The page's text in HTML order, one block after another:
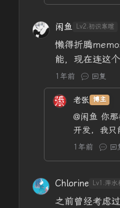
闲鱼 Lv2.初识寒暄
懒得折腾
能，现在连这
1年前 回复
老张 博主
@闲鱼 你
开发，我只
1年前 回
Chlorine Lv1.萍水
之前曾经考虑